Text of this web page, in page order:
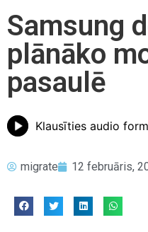
Samsung
plānāko
pasaulē
Klausīties audio
migrate 12 februāris,